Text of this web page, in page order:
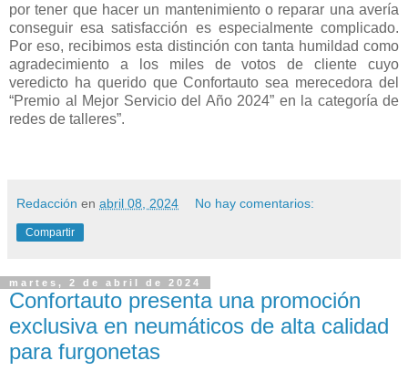
por tener que hacer un mantenimiento o reparar una avería
conseguir esa satisfacción es especialmente complicado.
Por eso, recibimos esta distinción con tanta humildad como
agradecimiento a los miles de votos de cliente cuyo
veredicto ha querido que Confortauto sea merecedora del
“Premio al Mejor Servicio del Año 2024” en la categoría de
redes de talleres”.
Redacción en abril 08, 2024 No hay comentarios:
Compartir
martes, 2 de abril de 2024
Confortauto presenta una promoción
exclusiva en neumáticos de alta calidad
para furgonetas